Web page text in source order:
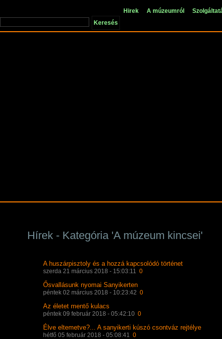
Hirek A múzeumról
Hírek - Kategória 'A múzeum kincsei'
A huszárpisztoly és a hozzá kapcsolódó történet
szerda 21 március 2018 - 15:03:11 0
Ősvallásunk nyomai Sanyikerten
péntek 02 március 2018 - 10:23:42 0
Az életet mentő kulacs
péntek 09 február 2018 - 05:42:10 0
Élve eltemetve?... A sanyikerti kúszó csontváz rejtélye
hétfő 05 február 2018 - 05:08:41 0